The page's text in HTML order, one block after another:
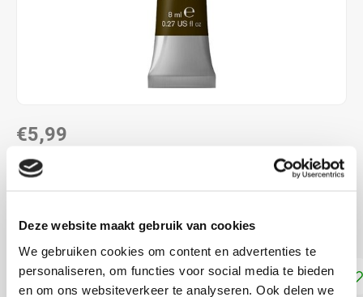
Deze website maakt gebruik van cookies
We gebruiken cookies om content en advertenties te
personaliseren, om functies voor social media te bieden
en om ons websiteverkeer te analyseren. Ook delen we
€5,99
DIRECT LEVERBAAR
meer
Toevoegen aan winkelwagen